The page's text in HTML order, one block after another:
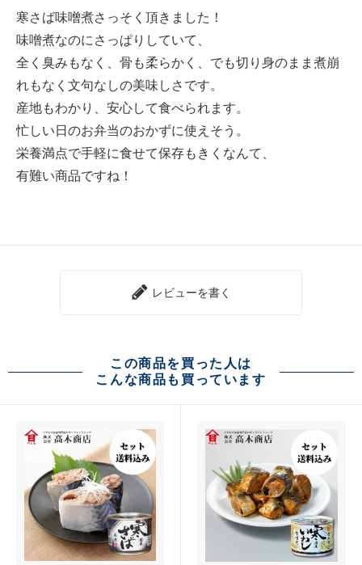
寒さば味噌煮さっそく頂きました！
味噌煮なのにさっぱりしていて、
全く臭みもなく、骨も柔らかく、でも切り身のまま煮崩
れもなく文句なしの美味しさです。
産地もわかり、安心して食べられます。
忙しい日のお弁当のおかずに使えそう。
栄養満点で手軽に食せて保存もきくなんて、
有難い商品ですね！
レビューを書く
この商品を買った人は
こんな商品も買っています